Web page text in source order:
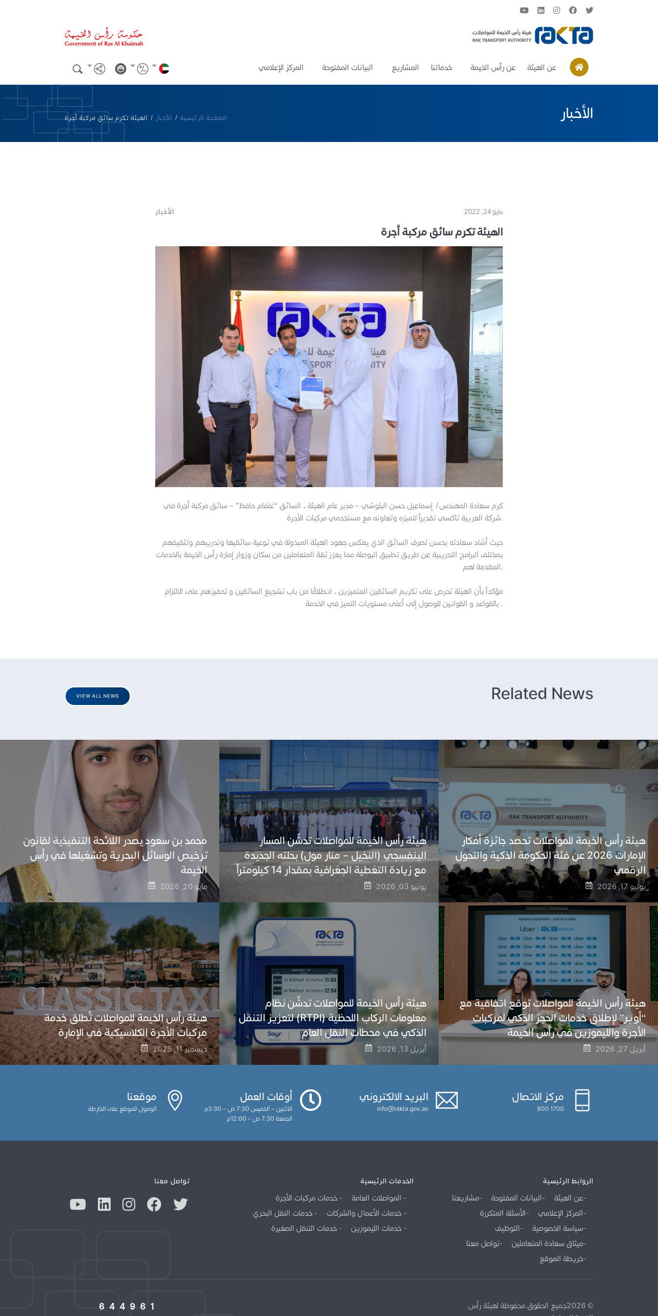
عن الهيئة عن رأس الخيمة خدماتنا المشاريع البيانات المفتوحة المركز الإعلامي
الأخبار الصفحة الرئيسية / الأخبار / الهيئة تكرم سائق مركبة أجرة
الأخبار مايو 24, 2022
الهيئة تكرم سائق مركبة أجرة
كرم سعادة المهندس/ إسماعيل حسن البلوشي – مدير عام الهيئة ، السائق “غلفام حافظ” – سائق مركبة أجرة في
شركة العربية تاكسي تقديراً لتميزه وتعاونه مع مستخدمي مركبات الأجرة.
حيث أشاد سعادته بحسن تصرف السائق الذي يعكس جهود الهيئة المبذولة في توعية سائقيها وتدريبهم وتثقيفهم
بمختلف البرامج التدريبية عن طريق تطبيق البوصلة مما يعزز ثقة المتعاملين من سكان وزوار إمارة رأس الخيمة بالخدمات
المقدمة لهم.
مؤكداً بأن الهيئة تحرص على تكريم السائقين المتميزين ، انطلاقًا من باب تشجيع السائقين و تحفيزهم على الالتزام
بالقواعد و القوانين للوصول إلى أعلى مستويات التميز في الخدمة .
Related News
VIEW ALL NEWS
هيئة رأس الخيمة للمواصلات تحصد جائزة أفكار
الإمارات 2026 عن فئة الحكومة الذكية والتحول
الرقمي
يونيو 17, 2026
هيئة رأس الخيمة للمواصلات تدشّن المسار
البنفسجي (النخيل – منار مول) بحلته الجديدة
مع زيادة التغطية الجغرافية بمقدار 14 كيلومتراً
يونيو 03, 2026
محمد بن سعود يصدر اللائحة التنفيذية لقانون
ترخيص الوسائل البحرية وتشغيلها في رأس
الخيمة
مايو 20, 2026
هيئة رأس الخيمة للمواصلات توقع اتفاقية مع
“أوبر” لإطلاق خدمات الحجز الذكي لمركبات
الأجرة والليموزين في رأس الخيمة
أبريل 27, 2026
هيئة رأس الخيمة للمواصلات تدشّن نظام
معلومات الركاب اللحظية (RTPI) لتعزيز التنقل
الذكي في محطات النقل العام
أبريل 13, 2026
هيئة رأس الخيمة للمواصلات تُطلق خدمة
مركبات الأجرة الكلاسيكية في الإمارة
ديسمبر 11, 2025
مركز الاتصال
1700 800
البريد الالكتروني
info@rakta.gov.ae
أوقات العمل
الاثنين – الخميس 7:30 ص – 3:30م
الجمعة 7:30 ص – 12:00م
موقعنا
الوصول للموقع على الخارطة
الروابط الرئيسية
عن الهيئة البيانات المفتوحة
مشاريعنا
المركز الإعلامي
الأسئلة المتكررة
سياسة الخصوصية
التوظيف
ميثاق سعادة المتعاملين
تواصل معنا
خريطة الموقع
الخدمات الرئيسية
المواصلات العامة
خدمات مركبات الأجرة
خدمات الأعمال والشركات
خدمات النقل البحري
خدمات الليموزين
خدمات التنقل الصغيرة
تواصل معنا
© 2026جميع الحقوق محفوظة لهيئة رأس
644961